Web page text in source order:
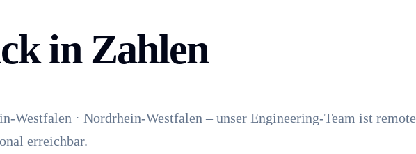
in Zahlen
Westfalen · Nordrhein-Westfalen – unser Engineering-Team ist remote
erreichbar.